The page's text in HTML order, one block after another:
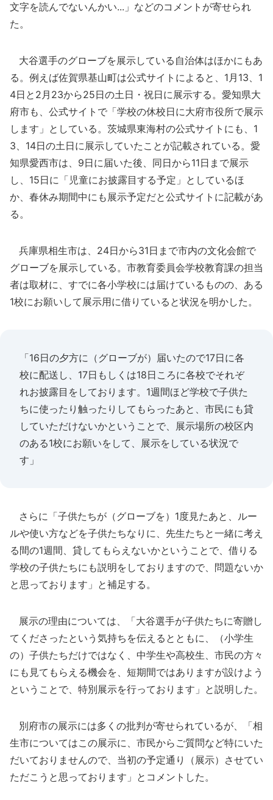
文字を読んでないんかい...」などのコメントが寄せられ
た。
大谷選手のグローブを展示している自治体はほかにもあ
る。例えば佐賀県基山町は公式サイトによると、1月13、1
4日と2月23から25日の土日・祝日に展示する。愛知県大
府市も、公式サイトで「学校の休校日に大府市役所で展示
します」としている。茨城県東海村の公式サイトにも、1
3、14日の土日に展示していたことが記載されている。愛
知県愛西市は、9日に届いた後、同日から11日まで展示
し、15日に「児童にお披露目する予定」としているほ
か、春休み期間中にも展示予定だと公式サイトに記載があ
る。
兵庫県相生市は、24日から31日まで市内の文化会館で
グローブを展示している。市教育委員会学校教育課の担当
者は取材に、すでに各小学校には届けているものの、ある
1校にお願いして展示用に借りていると状況を明かした。
「16日の夕方に（グローブが）届いたので17日に各
校に配送し、17日もしくは18日ころに各校でそれぞ
れお披露目をしております。1週間ほど学校で子供た
ちに使ったり触ったりしてもらったあと、市民にも貸
していただけないかということで、展示場所の校区内
のある1校にお願いをして、展示をしている状況で
す」
さらに「子供たちが（グローブを）1度見たあと、ルー
ルや使い方などを子供たちなりに、先生たちと一緒に考え
る間の1週間、貸してもらえないかということで、借りる
学校の子供たちにも説明をしておりますので、問題ないか
と思っております」と補足する。
展示の理由については、「大谷選手が子供たちに寄贈し
てくださったという気持ちを伝えるとともに、（小学生
の）子供たちだけではなく、中学生や高校生、市民の方々
にも見てもらえる機会を、短期間ではありますが設けよう
ということで、特別展示を行っております」と説明した。
別府市の展示には多くの批判が寄せられているが、「相
生市についてはこの展示に、市民からご質問など特にいた
だいておりませんので、当初の予定通り（展示）させてい
ただこうと思っております」とコメントした。